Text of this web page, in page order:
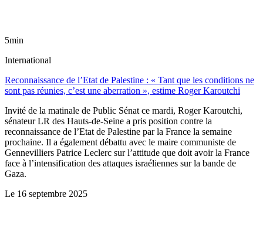
5min
International
Reconnaissance de l’Etat de Palestine : « Tant que les conditions ne
sont pas réunies, c’est une aberration », estime Roger Karoutchi
Invité de la matinale de Public Sénat ce mardi, Roger Karoutchi,
sénateur LR des Hauts-de-Seine a pris position contre la
reconnaissance de l’Etat de Palestine par la France la semaine
prochaine. Il a également débattu avec le maire communiste de
Gennevilliers Patrice Leclerc sur l’attitude que doit avoir la France
face à l’intensification des attaques israéliennes sur la bande de
Gaza.
Le 16 septembre 2025